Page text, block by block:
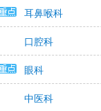
耳鼻喉科
口腔科
眼科
中医科